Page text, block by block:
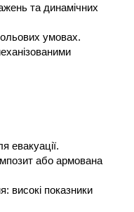
та динамічних
умовах.
евакуації.
або армована
високі показники